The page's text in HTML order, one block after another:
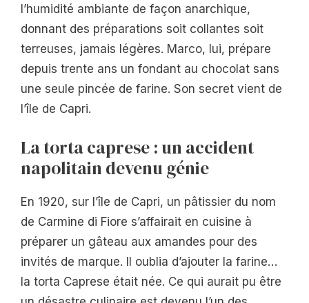
l’humidité ambiante de façon anarchique,
donnant des préparations soit collantes soit
terreuses, jamais légères. Marco, lui, prépare
depuis trente ans un fondant au chocolat sans
une seule pincée de farine. Son secret vient de
l’île de Capri.
La torta caprese : un accident
napolitain devenu génie
En 1920, sur l’île de Capri, un pâtissier du nom
de Carmine di Fiore s’affairait en cuisine à
préparer un gâteau aux amandes pour des
invités de marque. Il oublia d’ajouter la farine…
la torta Caprese était née. Ce qui aurait pu être